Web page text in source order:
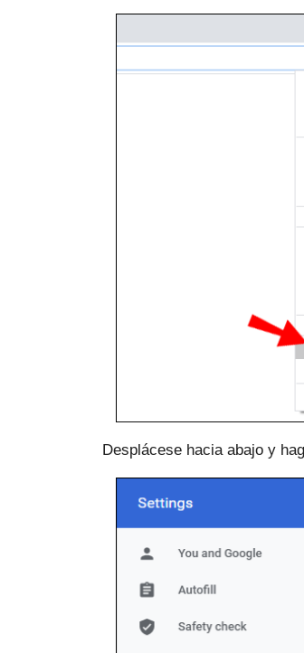
Desplácese hacia abajo y